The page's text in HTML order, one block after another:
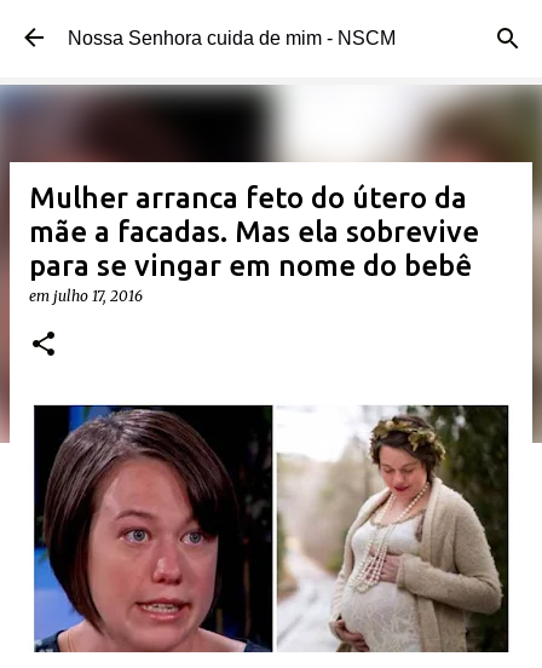
Pular para o conteúdo principal
Nossa Senhora cuida de mim - NSCM
Mulher arranca feto do útero da
mãe a facadas. Mas ela sobrevive
para se vingar em nome do bebê
em julho 17, 2016